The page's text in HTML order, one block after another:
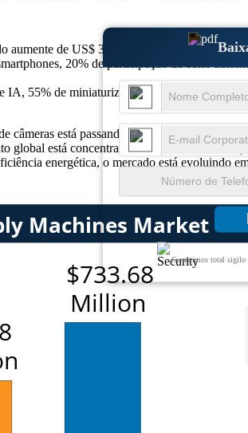
Garantimos total sigilo
aumente de US$ 392,9 milhões em 2024
20% de participação do setor
IA, 55% de miniaturização abaixo de 10 mm,
câmeras está passando por rápida
global está concentrado na Ásia-Pacífico,
energética, o mercado está evoluindo